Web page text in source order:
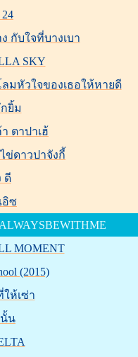
กับใจที่บางเบา
SKY
มหัวใจของเธอให้หายดี
ยิ้ม
ตาปาเฮ้
ข่ดาวปาจังกี้
ดี
อิซ
MOMENT
(2015)
ห้เซ่า
นั้น